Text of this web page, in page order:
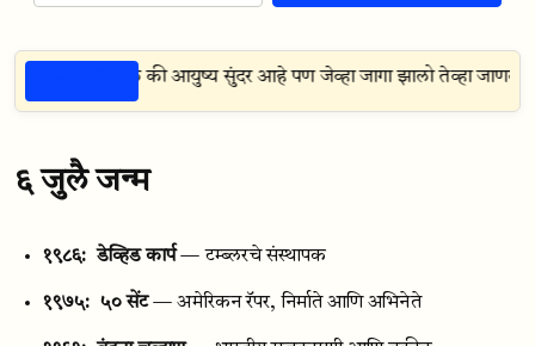
स्वप्नात पाहिले की आयुष्य सुंदर आहे पण जेव्हा जागा झालो तेव्हा
६ जुलै जन्म
१९८६: डेव्हिड कार्प — टम्ब्लरचे संस्थापक
१९७५: ५० सेंट — अमेरिकन रॅपर, निर्माते आणि अभिनेते